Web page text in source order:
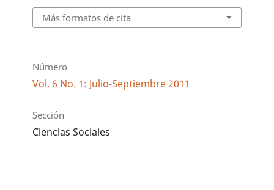
Más formatos de cita
Número
Vol. 6 No. 1: Julio-Septiembre 2011
Sección
Ciencias Sociales